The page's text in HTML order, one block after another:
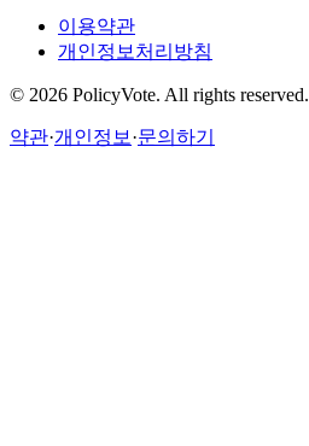
이용약관
개인정보처리방침
© 2026 PolicyVote. All rights reserved.
약관·개인정보 ·문의하기